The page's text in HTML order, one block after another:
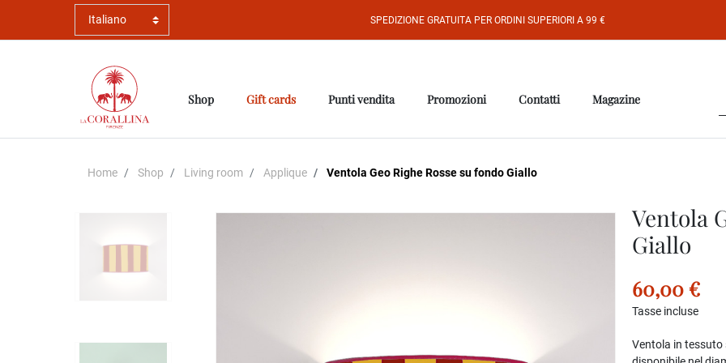
SPEDIZIONE GRATUITA PER ORDINI SUPERIORI A 99 €
Shop Gift cards Punti vendita Promozioni Contatti Magazine
Home Shop Living room Applique Ventola Geo Righe Rosse su fondo Giallo
Ventola
Giallo
60,00 €
Tasse incluse
Ventola in tessuto